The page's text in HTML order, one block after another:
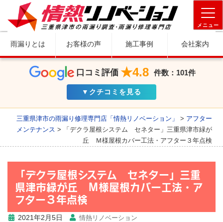
メニュー
雨漏りとは お客様の声 施工事例 会社案内
口コミ評価 ★4.8 件数：101件
▼クチコミを見る
三重県津市の雨漏り修理専門店「情熱リノベーション」 > アフター
メンテナンス >
「デクラ屋根システム セネター」三重県津市緑が
丘 Ｍ様屋根カバー工法・アフター３年点検
「デクラ屋根システム セネター」三重
県津市緑が丘 Ｍ様屋根カバー工法・ア
フター３年点検
2021年2月5日 情熱リノベーション